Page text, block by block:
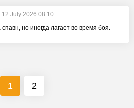
12 July 2026 08:10
но иногда лагает во время боя.
1 2